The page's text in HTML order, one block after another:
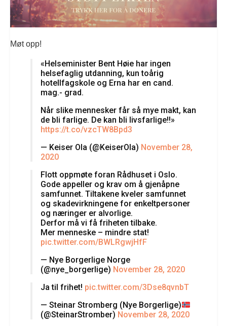
Møt opp!
«Helseminister Bent Høie har ingen
helsefaglig utdanning, kun toårig
hotellfagskole og Erna har en cand.
mag.- grad.
Når slike mennesker får så mye makt, kan
de bli farlige. De kan bli livsfarlige!!»
https://t.co/vzcTW8Bpd3
— Keiser Ola (@KeiserOla) November 28,
2020
Flott oppmøte foran Rådhuset i Oslo.
Gode appeller og krav om å gjenåpne
samfunnet. Tiltakene kveler samfunnet
og skadevirkningene for enkeltpersoner
og næringer er alvorlige.
Derfor må vi få friheten tilbake.
Mer menneske – mindre stat!
pic.twitter.com/BWLRgwjHfF
— Nye Borgerlige Norge
(@nye_borgerlige) November 28, 2020
Ja til frihet! pic.twitter.com/3Dse8qvnbT
— Steinar Stromberg (Nye Borgerlige)
(@SteinarStromber) November 28, 2020